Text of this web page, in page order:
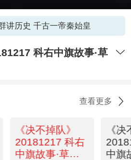
讲历史 千古一帝秦始皇
科右中旗故事·草
查看更多
《决不掉队》
20181217 科右
中旗故事·草原
《
中旗